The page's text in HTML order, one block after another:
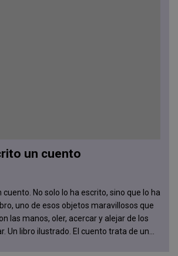
un cuento
No solo lo ha escrito, sino que lo ha
uno de esos objetos maravillosos que
las manos, oler, acercar y alejar de los
Un libro ilustrado. El cuento trata de un...